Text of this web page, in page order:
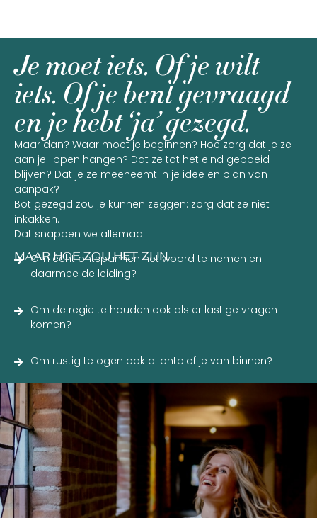
Je moet iets. Of je wilt
iets. Of je bent gevraagd
en je hebt ‘ja’ gezegd.
Maar dan? Waar moet je beginnen? Hoe zorg dat je ze
aan je lippen hangen? Dat ze tot het eind geboeid
blijven? Dat je ze meeneemt in je idee en plan van
aanpak?
Bot gezegd zou je kunnen zeggen: zorg dat ze niet
inkakken.
Dat snappen we allemaal.
MAAR HOE ZOU HET ZIJN…
Om écht ontspannen het woord te nemen en
daarmee de leiding?
Om de regie te houden ook als er lastige vragen
komen?
Om rustig te ogen ook al ontplof je van binnen?